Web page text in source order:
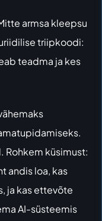
armsa kleepsu
triipkoodi:
teadma ja kes
Rohkem küsimust:
andis loa, kas
ja kas ettevõte
AI-süsteemis